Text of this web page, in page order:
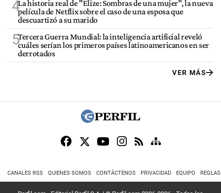
4La historia real de "Elize: Sombras de una mujer", la nueva
película de Netflix sobre el caso de una esposa que
descuartizó a su marido
5Tercera Guerra Mundial: la inteligencia artificial reveló
cuáles serían los primeros países latinoamericanos en ser
derrotados
VER MÁS
CANALES RSS QUIENES SOMOS CONTÁCTENOS PRIVACIDAD EQUIPO